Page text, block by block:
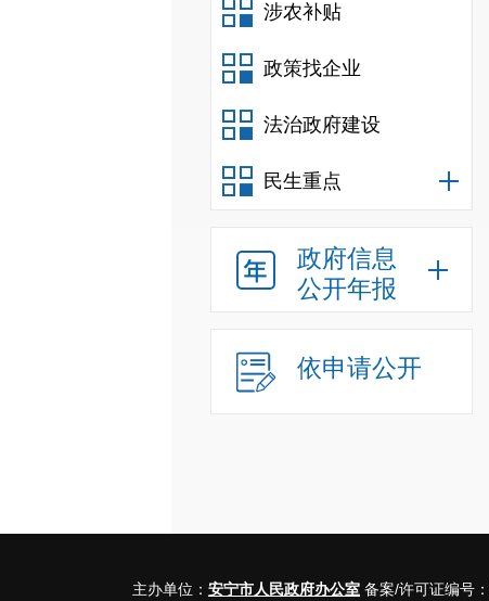
涉农补贴
政策找企业
法治政府建设
民生重点
政府信息
公开年报
依申请公开
主办单位： 安宁市人民政府办公室 备案/许可证编号：